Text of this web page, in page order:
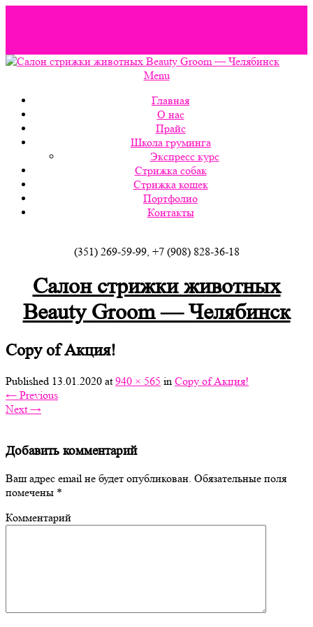
Menu
Главная
О нас
Прайс
Школа груминга
Экспресс курс
Стрижка собак
Стрижка кошек
Портфолио
Контакты
(351) 269-59-99, +7 (908) 828-36-18
Салон стрижки животных
Beauty Groom — Челябинск
Copy of Акция!
Published 13.01.2020 at940 × 565 in Copy of Акция!
← Previous
Next→
Добавить комментарий
Ваш адрес email не будет опубликован. Обязательные поля
помечены *
Комментарий